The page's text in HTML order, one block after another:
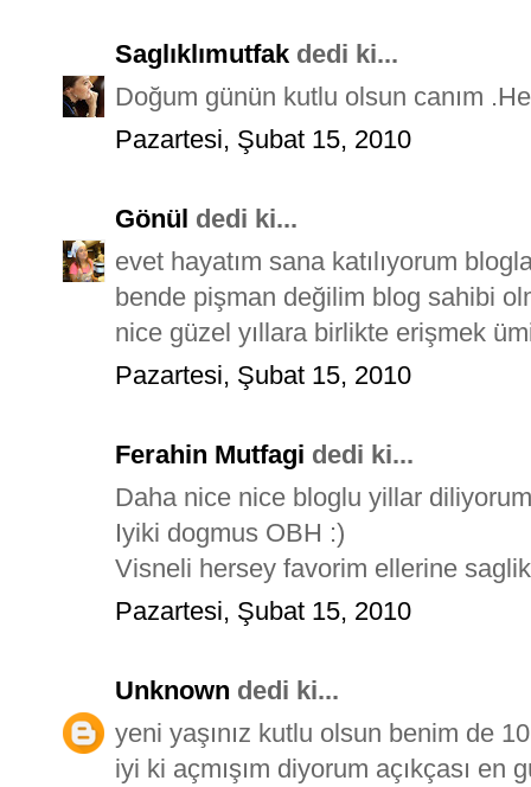
Saglıklımutfak dedi ki...
Doğum günün kutlu olsun canım
Pazartesi, Şubat 15, 2010
Gönül dedi ki...
evet hayatım sana katılıyorum
bende pişman değilim blog sahibi
nice güzel yıllara birlikte erişmek
Pazartesi, Şubat 15, 2010
Ferahin Mutfagi dedi ki...
Daha nice nice bloglu yillar
Iyiki dogmus OBH :)
Visneli hersey favorim ellerine
Pazartesi, Şubat 15, 2010
Unknown dedi ki...
yeni yaşınız kutlu olsun benim de
iyi ki açmışım diyorum açıkçası